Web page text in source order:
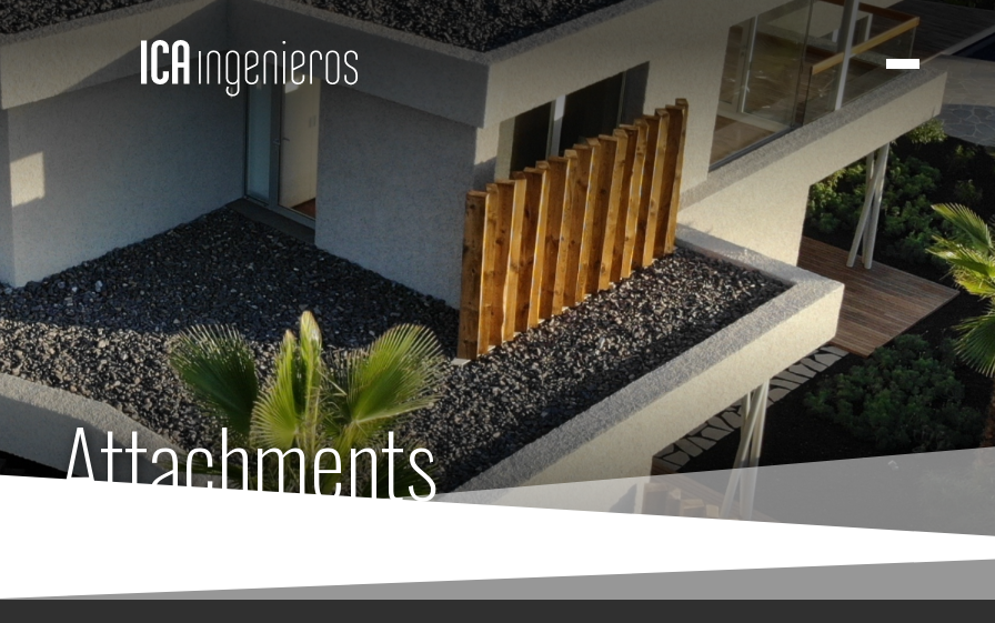
Attachments